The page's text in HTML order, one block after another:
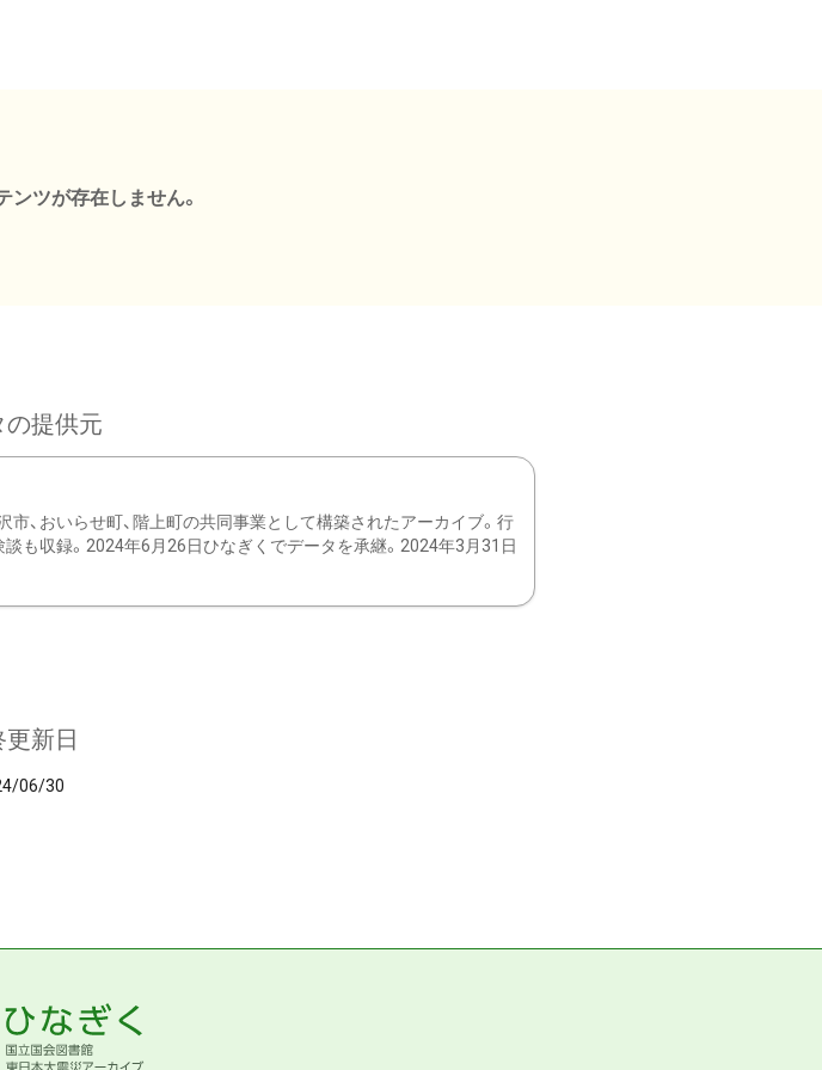
ツが存在しません。
の提供元
、おいらせ町、階上町の共同事業として構築されたアーカイブ。行
談も収録。2024年6月26日ひなぎくでデータを承継。2024年3月31日
更新日
06/30